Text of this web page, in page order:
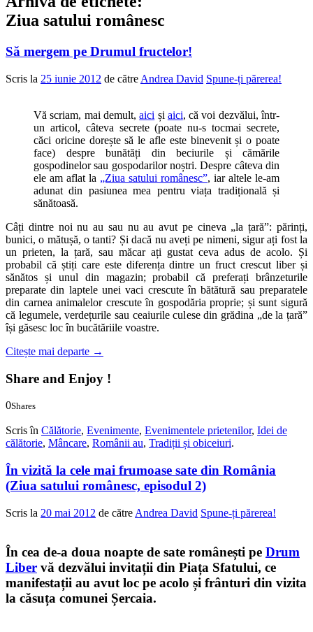
Ziua satului românesc
Să mergem pe Drumul fructelor!
Scris la 25 iunie 2012 de către Andrea David Spune-ți părerea!
Vă scriam, mai demult,aici și aici, că voi dezvălui, într-
un articol, câteva secrete (poate nu-s tocmai secrete,
căci oricine dorește să le afle este binevenit și o poate
face) despre bunătăți din beciurile și cămările
gospodinelor sau gospodarilor noștri. Despre câteva din
ele am aflat la „Ziua satului românesc”, iar altele le-am
adunat din pasiunea mea pentru viața tradițională și
sănătoasă.
Câți dintre noi nu au sau nu au avut pe cineva „la țară”: părinți,
bunici, o mătușă, o tanti? Și dacă nu aveți pe nimeni, sigur ați fost la
un prieten, la țară, sau măcar ați gustat ceva adus de acolo. Și
probabil că știți care este diferența dintre un fruct crescut liber și
sănătos și unul din magazin; probabil că preferați brânzeturile
preparate din laptele unei vaci crescute în bătătură sau preparatele
din carnea animalelor crescute în gospodăria proprie; și sunt sigură
că legumele, verdețurile sau ceaiurile culese din grădina „de la țară”
își găsesc loc în bucătăriile voastre.
Citește mai departe →
Share and Enjoy !
0Shares
Scris în Călătorie, Evenimente, Evenimentele prietenilor, Idei de
călătorie, Mâncare, Românii au, Tradiții și obiceiuri.
În vizită la cele mai frumoase sate din România
(Ziua satului românesc, episodul 2)
Scris la 20 mai 2012 de către Andrea David Spune-ți părerea!
În cea de-a doua noapte de sate românești pe Drum
Liber vă dezvălui invitații din Piața Sfatului, ce
manifestații au avut loc pe acolo și frânturi din vizita
la căsuța comunei Șercaia.